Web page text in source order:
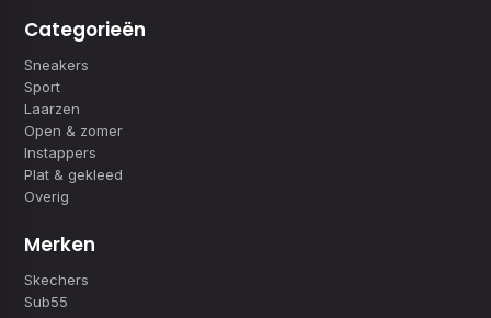
Categorieën
Sneakers
Sport
Laarzen
Open & zomer
Instappers
Plat & gekleed
Overig
Merken
Skechers
Sub55